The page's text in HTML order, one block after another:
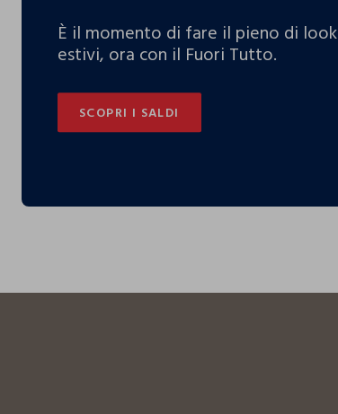
È il momento di fare il pieno di look
estivi, ora con il Fuori Tutto.
SCOPRI I SALDI
SCOPRI I SALDI